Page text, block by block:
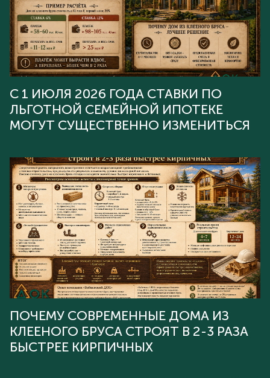
С 1 ИЮЛЯ 2026 ГОДА СТАВКИ ПО
ЛЬГОТНОЙ СЕМЕЙНОЙ ИПОТЕКЕ
МОГУТ СУЩЕСТВЕННО ИЗМЕНИТЬСЯ
ПОЧЕМУ СОВРЕМЕННЫЕ ДОМА ИЗ
КЛЕЕНОГО БРУСА СТРОЯТ В 2-3 РАЗА
БЫСТРЕЕ КИРПИЧНЫХ